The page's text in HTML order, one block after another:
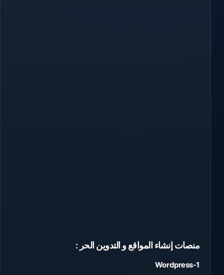
منصات إنشاء المواقع و التدوين الحر :
1-Wordpress